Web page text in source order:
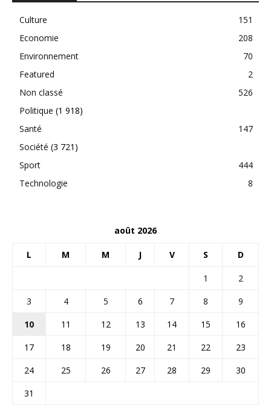
Culture
151
Economie
208
Environnement
70
Featured
2
Non classé
526
Politique (1 918)
Santé
147
Société (3 721)
Sport
444
Technologie
8
août 2026
L M M J V S D
1
2
3
4 5 6 7 8
9
10
11 12 13 14 15
16
17
18 19 20 21 22
23
24
25 26 27 28 29
30
31